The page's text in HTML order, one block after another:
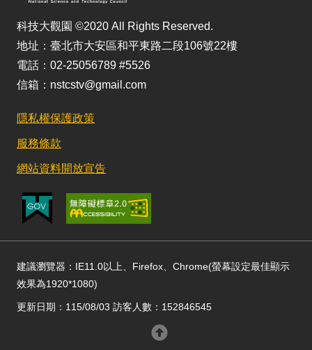
科技大觀園 ©2020 All Rights Reserved.
地址：臺北市大安區和平東路二段106號22樓
電話：02-25056789 #5526
信箱：nstcstv@gmail.com
隱私權保護政策
服務條款
網站資料開放宣告
建議瀏覽器：IE11.0以上、Firefox、Chrome(螢幕設定最佳顯示
效果為1920*1080)
更新日期：115/08/03 訪客人數：152846545
回頂部